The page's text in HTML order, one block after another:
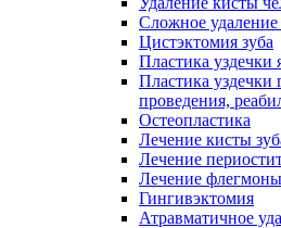
Сложное удаление
Цистэктомия зуба
Пластика уздечки
Пластика уздечки
проведения,
Остеопластика
Лечение кисты
Лечение
Лечение флегмоны
Гингивэктомия
Атравматичное